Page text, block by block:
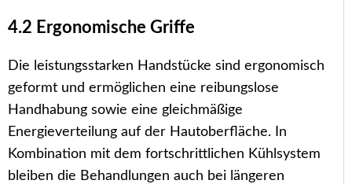
4.2 Ergonomische Griffe
Die leistungsstarken Handstücke sind ergonomisch
geformt und ermöglichen eine reibungslose
Handhabung sowie eine gleichmäßige
Energieverteilung auf der Hautoberfläche. In
Kombination mit dem fortschrittlichen Kühlsystem
bleiben die Behandlungen auch bei längeren